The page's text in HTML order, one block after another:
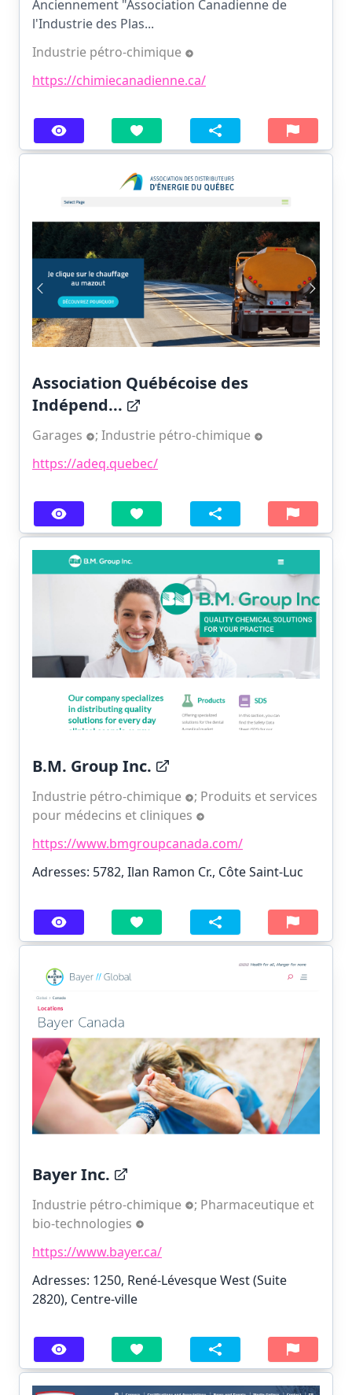
Anciennement "Association Canadienne de
l'Industrie des Plas...
Industrie pétro-chimique
https://chimiecanadienne.ca/
Association Québécoise des
Indépend...
Garages ; Industrie pétro-chimique
https://adeq.quebec/
B.M. Group Inc.
Industrie pétro-chimique ; Produits et services
pour médecins et cliniques
https://www.bmgroupcanada.com/
Adresses: 5782, Ilan Ramon Cr., Côte Saint-Luc
Bayer Inc.
Industrie pétro-chimique ; Pharmaceutique et
bio-technologies
https://www.bayer.ca/
Adresses: 1250, René-Lévesque West (Suite
2820), Centre-ville